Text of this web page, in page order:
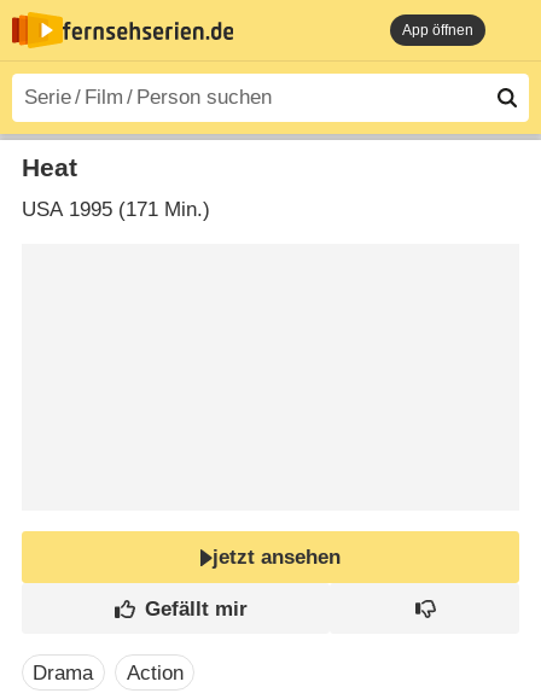
App öffnen
Heat
USA1995 (171 Min.)
jetzt ansehen
Drama Action